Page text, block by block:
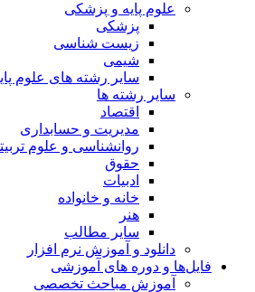
علوم پایه و پزشکی
پزشکی
زیست شناسی
شیمی
سایر رشته های علوم پایه
سایر رشته ها
اقتصاد
مدیریت و حسابداری
روانشناسی و علوم تربیتی
حقوق
ادبیات
خانه و خانواده
هنر
سایر مطالب
دانلود و آموزش نرم افزار
فایل‌ها و دوره های آموزشی
آموزش مباحث تخصصی